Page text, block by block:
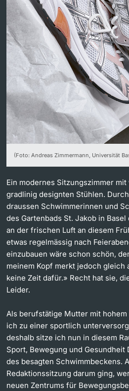
weitere Informationen
(Foto: Andreas Zimmermann, Universität
Ein modernes Sitzungszimmer
gradlinig designten Stühlen.
draussen Schwimmerinnen und
des Gartenbads St. Jakob in
an der frischen Luft an diesem
etwas regelmässig nach
einzubauen wäre schon schön,
meinem Kopf merkt jedoch gleich
keine Zeit dafür.» Recht hat sie,
Leider.
Als berufstätige Mutter mit
ich zu einer sportlich
deshalb sitze ich nun in diesem
Sport, Bewegung und Gesundheit
des besagten Schwimmbeckens.
Redaktionssitzung darum ging,
neuen Zentrums für